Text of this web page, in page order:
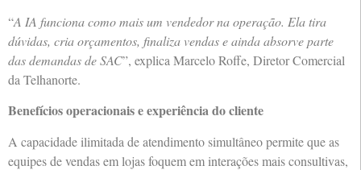
“A IA funciona como mais um vendedor na operação. Ela tira
dúvidas, cria orçamentos, finaliza vendas e ainda absorve parte
das demandas de SAC”, explica Marcelo Roffe, Diretor Comercial
da Telhanorte.
Benefícios operacionais e experiência do cliente
A capacidade ilimitada de atendimento simultâneo permite que as
equipes de vendas em lojas foquem em interações mais consultivas,